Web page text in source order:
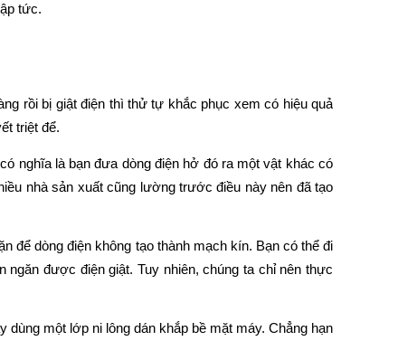
tức.
rồi bị giật điện thì thử tự khắc phục xem có hiệu quả
triệt để.
nghĩa là bạn đưa dòng điện hở đó ra một vật khác có
nhà sản xuất cũng lường trước điều này nên đã tạo
để dòng điện không tạo thành mạch kín. Bạn có thể đi
được điện giật. Tuy nhiên, chúng ta chỉ nên thực
một lớp ni lông dán khắp bề mặt máy. Chẳng hạn